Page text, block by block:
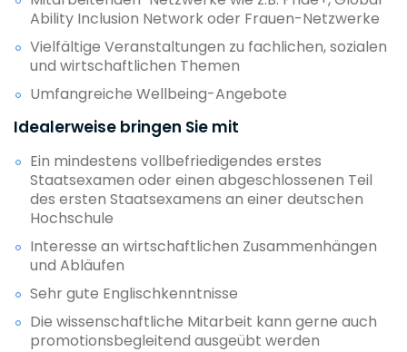
Ability Inclusion Network oder Frauen-Netzwerke
Vielfältige Veranstaltungen zu fachlichen, sozialen
und wirtschaftlichen Themen
Umfangreiche Wellbeing-Angebote
Idealerweise bringen Sie mit
Ein mindestens vollbefriedigendes erstes
Staatsexamen oder einen abgeschlossenen Teil
des ersten Staatsexamens an einer deutschen
Hochschule
Interesse an wirtschaftlichen Zusammenhängen
und Abläufen
Sehr gute Englischkenntnisse
Die wissenschaftliche Mitarbeit kann gerne auch
promotionsbegleitend ausgeübt werden